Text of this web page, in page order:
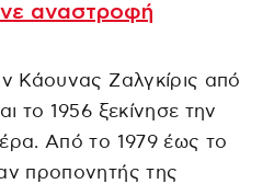
αναστροφή
Κάουνας Ζαλγκίρις από
το 1956 ξεκίνησε την
Από το 1979 έως το
προπονητής της